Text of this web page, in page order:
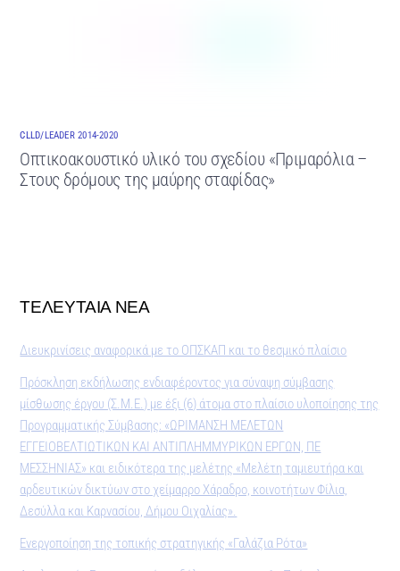
CLLD/LEADER 2014-2020
Οπτικοακουστικό υλικό του σχεδίου «Πριμαρόλια –
Στους δρόμους της μαύρης σταφίδας»
ΤΕΛΕΥΤΑΙΑ ΝΕΑ
Διευκρινίσεις αναφορικά με το ΟΠΣΚΑΠ και το θεσμικό πλαίσιο
Πρόσκληση εκδήλωσης ενδιαφέροντος για σύναψη σύμβασης
μίσθωσης έργου (Σ.Μ.Ε.) με έξι (6) άτομα στο πλαίσιο υλοποίησης της
Προγραμματικής Σύμβασης: «ΩΡΙΜΑΝΣΗ ΜΕΛΕΤΩΝ
ΕΓΓΕΙΟΒΕΛΤΙΩΤΙΚΩΝ ΚΑΙ ΑΝΤΙΠΛΗΜΜΥΡΙΚΩΝ ΕΡΓΩΝ, ΠΕ
ΜΕΣΣΗΝΙΑΣ» και ειδικότερα της μελέτης «Μελέτη ταμιευτήρα και
αρδευτικών δικτύων στο χείμαρρο Χάραδρο, κοινοτήτων Φίλια,
Δεσύλλα και Καρνασίου, Δήμου Οιχαλίας».
Ενεργοποίηση της τοπικής στρατηγικής «Γαλάζια Ρότα»